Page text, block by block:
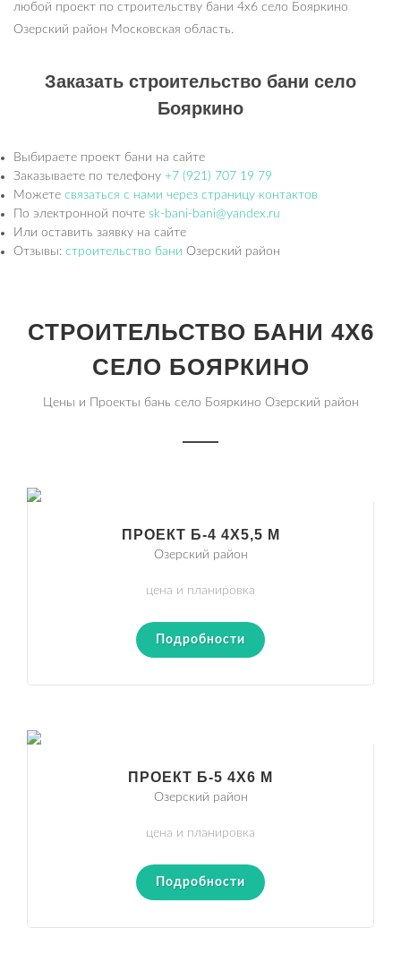
любой проект по строительству бани 4х6 село Бояркино
Озерский район Московская область.
Заказать строительство бани село
Бояркино
Выбираете проект бани на сайте
Заказываете по телефону +7 (921) 707 19 79
Можете связаться с нами через страницу контактов
По электронной почте sk-bani-bani@yandex.ru
Или оставить заявку на сайте
Отзывы: строительство бани Озерский район
СТРОИТЕЛЬСТВО БАНИ 4Х6
СЕЛО БОЯРКИНО
Цены и Проекты бань село Бояркино Озерский район
ПРОЕКТ Б-4 4Х5,5 М
Озерский район
цена и планировка
Подробности
ПРОЕКТ Б-5 4Х6 М
Озерский район
цена и планировка
Подробности